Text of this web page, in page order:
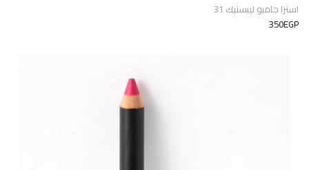
استرا جامبو ليبستيك 31
350EGP